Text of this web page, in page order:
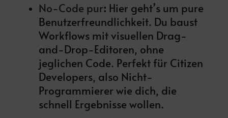
No-Code pur: Hier geht’s um pure
Benutzerfreundlichkeit. Du baust
Workflows mit visuellen Drag-
and-Drop-Editoren, ohne
jeglichen Code. Perfekt für Citizen
Developers, also Nicht-
Programmierer wie dich, die
schnell Ergebnisse wollen.